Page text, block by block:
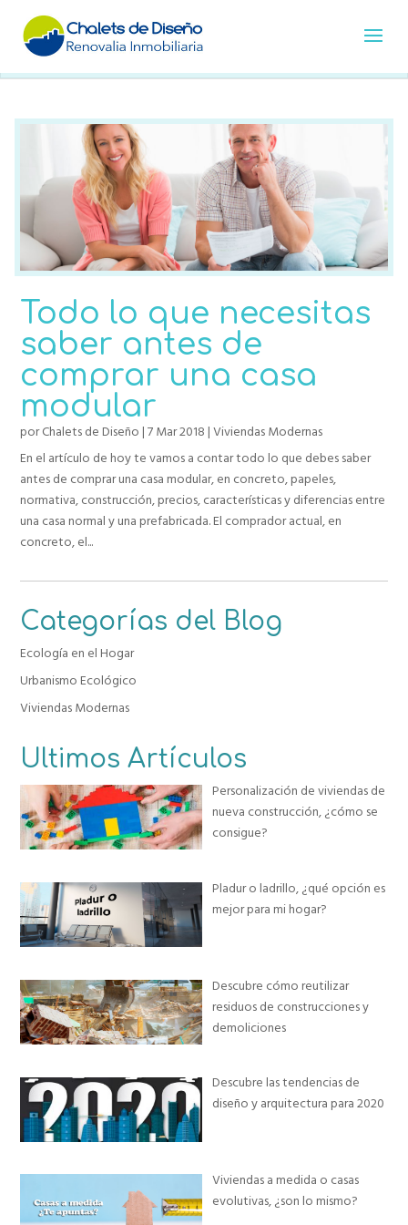
Todo lo que necesitas
saber antes de
comprar una casa
modular
porChalets de Diseño |7 Mar 2018 |Viviendas Modernas
En el artículo de hoy te vamos a contar todo lo que debes saber
antes de comprar una casa modular, en concreto, papeles,
normativa, construcción, precios, características y diferencias entre
una casa normal y una prefabricada. El comprador actual, en
concreto, el...
Categorías del Blog
Ecología en el Hogar
Urbanismo Ecológico
Viviendas Modernas
Ultimos Artículos
Personalización de viviendas de
nueva construcción, ¿cómo se
consigue?
Pladur o ladrillo, ¿qué opción es
mejor para mi hogar?
Descubre cómo reutilizar
residuos de construcciones y
demoliciones
Descubre las tendencias de
diseño y arquitectura para 2020
Viviendas a medida o casas
evolutivas, ¿son lo mismo?